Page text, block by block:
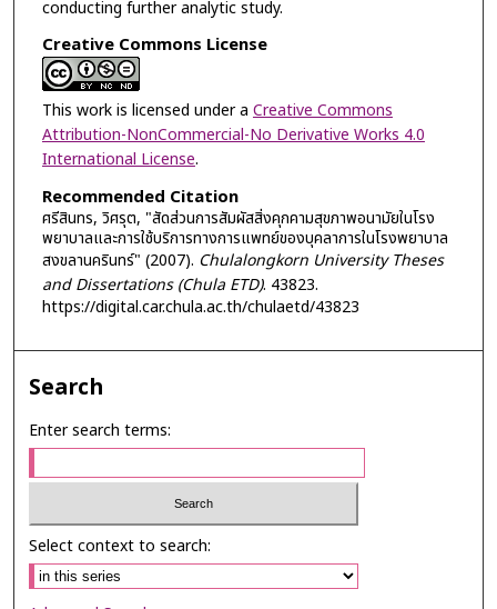
conducting further analytic study.
Creative Commons License
This work is licensed under a Creative Commons
Attribution-NonCommercial-No Derivative Works 4.0
International License.
Recommended Citation
ศรีสินทร, วิศรุต, "สัดส่วนการสัมผัสสิ่งคุกคามสุขภาพอนามัยในโรง
พยาบาลและการใช้บริการทางการแพทย์ของบุคลาการในโรงพยาบาล
สงขลานครินทร์" (2007). Chulalongkorn University Theses
and Dissertations (Chula ETD). 43823.
https://digital.car.chula.ac.th/chulaetd/43823
Search
Enter search terms:
Select context to search: